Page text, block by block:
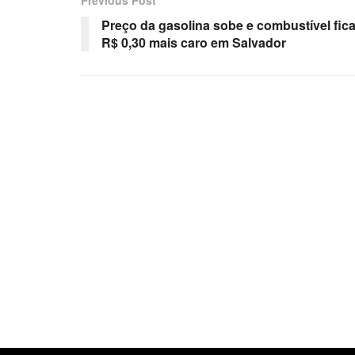
Preço da gasolina sobe e combustível fica
R$ 0,30 mais caro em Salvador